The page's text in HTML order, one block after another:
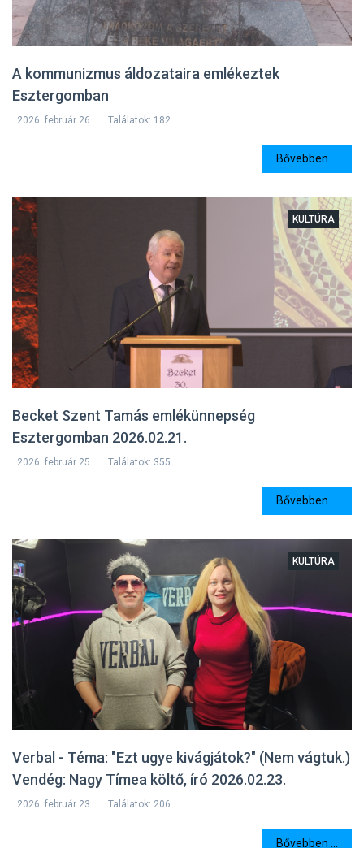
A kommunizmus áldozataira emlékeztek
Esztergomban
2026. február 26. Találatok: 182
Bővebben ...
Becket Szent Tamás emlékünnepség
Esztergomban 2026.02.21.
KULTÚRA
2026. február 25. Találatok: 355
Bővebben ...
Verbal - Téma: "Ezt ugye kivágjátok?" (Nem vágtuk.)
Vendég: Nagy Tímea költő, író 2026.02.23.
KULTÚRA
2026. február 23. Találatok: 206
Bővebben ...